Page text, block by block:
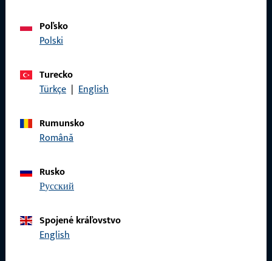
KONTAKT
Náš servisný tím vám rád pomôže so všetkými otázkami
týkajúcimi sa produktov, aplikácií a projektov. Stačí nás
Poľsko
Polski
Turecko
Türkçe | English
Rumunsko
Română
Rusko
русский
Spojené kráľovstvo
English